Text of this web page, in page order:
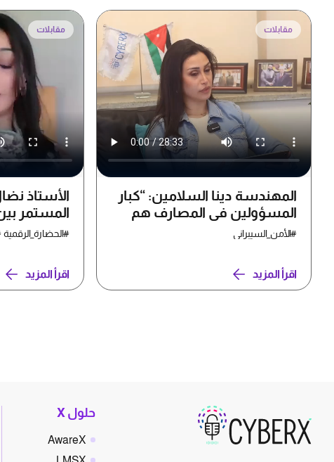
مقابلات
المهندسة دينا السلامين: “كبار
المسؤولين في المصارف هم
الأكثر عرضة للتهديدات
#الأمن_السيبراني
اقرأ المزيد
مقابلات
الأستاذ
المستمر
لضمان عدم
اقرأ المزيد
حلول X
AwareX